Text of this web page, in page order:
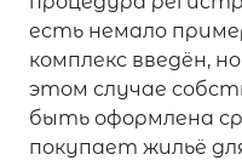
есть немало
комплекс введён,
этом случае
быть оформлена
покупает жильё